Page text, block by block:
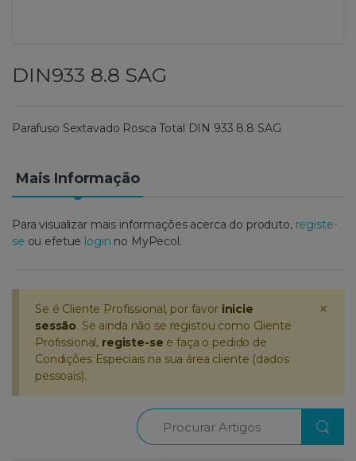
DIN933 8.8 SAG
Parafuso Sextavado Rosca Total DIN 933 8.8 SAG
Mais Informação
Para visualizar mais informações acerca do produto, registe-
se ou efetue login no MyPecol.
×
Se é Cliente Profissional, por favor inicie
sessão. Se ainda não se registou como Cliente
Profissional, registe-se e faça o pedido de
Condições Especiais na sua área cliente (dados
pessoais).
Procurar